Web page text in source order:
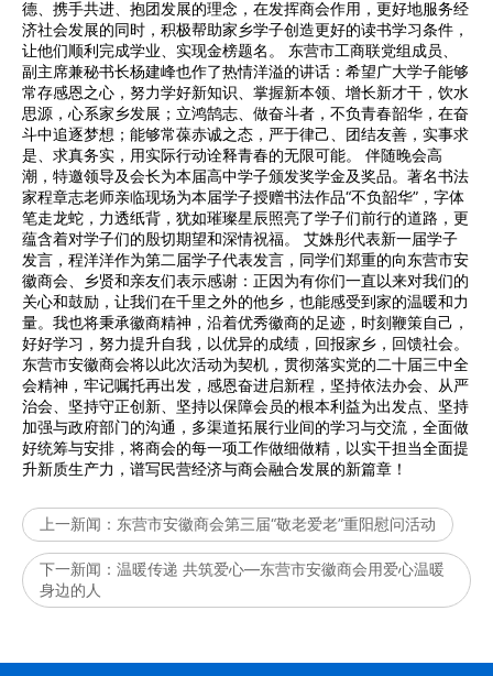
德、携手共进、抱团发展的理念，在发挥商会作用，更好地服务经
济社会发展的同时，积极帮助家乡学子创造更好的读书学习条件，
让他们顺利完成学业、实现金榜题名。 东营市工商联党组成员、
副主席兼秘书长杨建峰也作了热情洋溢的讲话：希望广大学子能够
常存感恩之心，努力学好新知识、掌握新本领、增长新才干，饮水
思源，心系家乡发展；立鸿鹄志、做奋斗者，不负青春韶华，在奋
斗中追逐梦想；能够常葆赤诚之态，严于律己、团结友善，实事求
是、求真务实，用实际行动诠释青春的无限可能。 伴随晚会高
潮，特邀领导及会长为本届高中学子颁发奖学金及奖品。著名书法
家程章志老师亲临现场为本届学子授赠书法作品“不负韶华”，字体
笔走龙蛇，力透纸背，犹如璀璨星辰照亮了学子们前行的道路，更
蕴含着对学子们的殷切期望和深情祝福。 艾姝彤代表新一届学子
发言，程洋洋作为第二届学子代表发言，同学们郑重的向东营市安
徽商会、乡贤和亲友们表示感谢：正因为有你们一直以来对我们的
关心和鼓励，让我们在千里之外的他乡，也能感受到家的温暖和力
量。我也将秉承徽商精神，沿着优秀徽商的足迹，时刻鞭策自己，
好好学习，努力提升自我，以优异的成绩，回报家乡，回馈社会。
东营市安徽商会将以此次活动为契机，贯彻落实党的二十届三中全
会精神，牢记嘱托再出发，感恩奋进启新程，坚持依法办会、从严
治会、坚持守正创新、坚持以保障会员的根本利益为出发点、坚持
加强与政府部门的沟通，多渠道拓展行业间的学习与交流，全面做
好统筹与安排，将商会的每一项工作做细做精，以实干担当全面提
升新质生产力，谱写民营经济与商会融合发展的新篇章！
上一新闻： 东营市安徽商会第三届“敬老爱老”重阳慰问活动
下一新闻： 温暖传递 共筑爱心—东营市安徽商会用爱心温暖
身边的人